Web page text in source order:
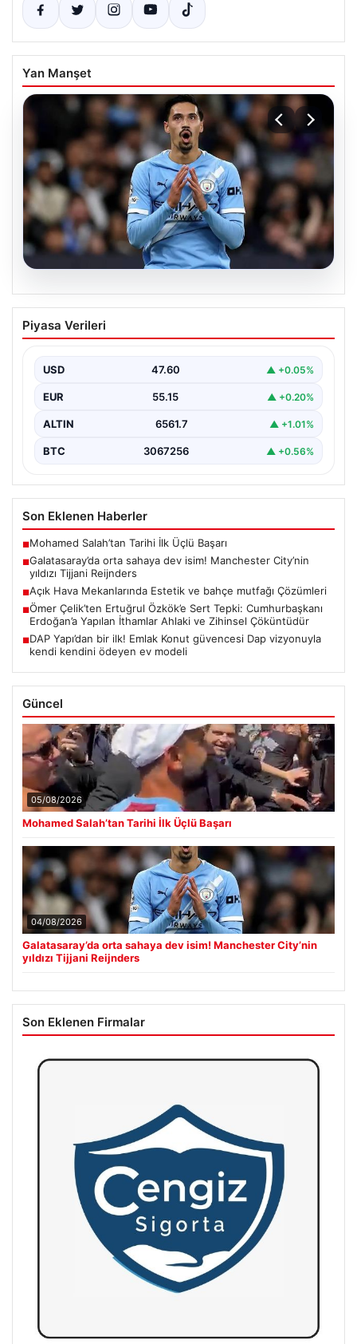
Yan Manşet
04.08.2026
Galatasaray’da orta sahaya dev isim!
Manchester City’nin yıldızı Tijjani
Piyasa Verileri
USD 47.60 ▲ +0.05%
EUR 55.15 ▲ +0.20%
ALTIN 6561.7 ▲ +1.01%
BTC 3067256 ▲ +0.56%
Son Eklenen Haberler
■Mohamed Salah’tan Tarihi İlk Üçlü Başarı
■Galatasaray’da orta sahaya dev isim! Manchester City’nin
yıldızı Tijjani Reijnders
■Açık Hava Mekanlarında Estetik ve bahçe mutfağı Çözümleri
■Ömer Çelik’ten Ertuğrul Özkök’e Sert Tepki: Cumhurbaşkanı
Erdoğan’a Yapılan İthamlar Ahlaki ve Zihinsel Çöküntüdür
■DAP Yapı’dan bir ilk! Emlak Konut güvencesi Dap vizyonuyla
kendi kendini ödeyen ev modeli
Güncel
05/08/2026
Mohamed Salah’tan Tarihi İlk Üçlü Başarı
04/08/2026
Galatasaray’da orta sahaya dev isim! Manchester City’nin
yıldızı Tijjani Reijnders
Son Eklenen Firmalar